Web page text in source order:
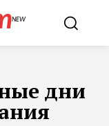
NEW
дни